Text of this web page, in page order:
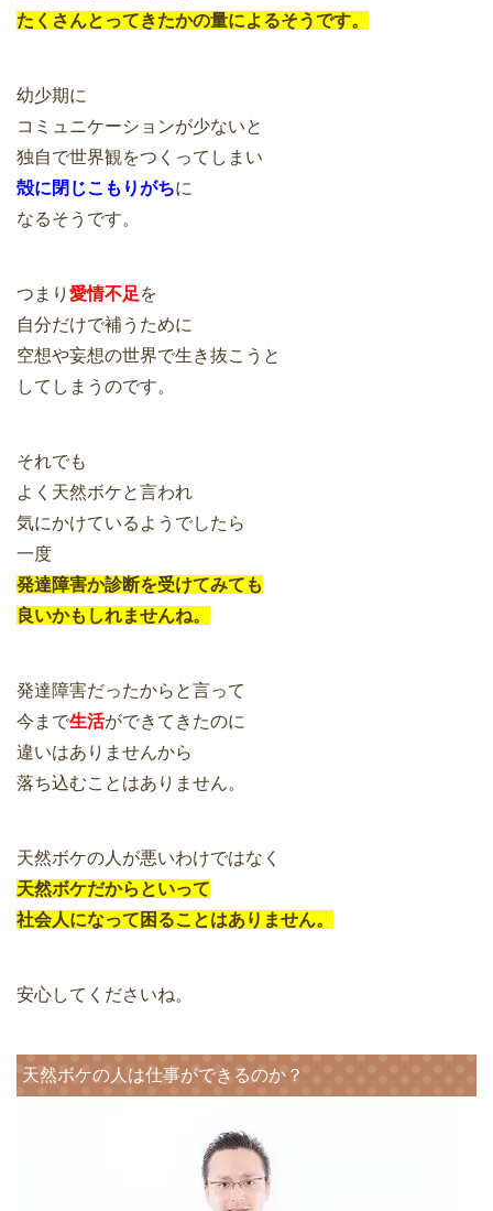
たくさんとってきたかの量によるそうです。
幼少期に
コミュニケーションが少ないと
独自で世界観をつくってしまい
殻に閉じこもりがちに
なるそうです。
つまり 愛情不足を
自分だけで補うために
空想や妄想の世界で生き抜こうと
してしまうのです。
それでも
よく天然ボケと言われ
気にかけているようでしたら
一度
発達障害か診断を受けてみても
良いかもしれませんね。
発達障害だったからと言って
今まで生活ができてきたのに
違いはありませんから
落ち込むことはありません。
天然ボケの人が悪いわけではなく
天然ボケだからといって
社会人になって困ることはありません。
安心してくださいね。
天然ボケの人は仕事ができるのか？